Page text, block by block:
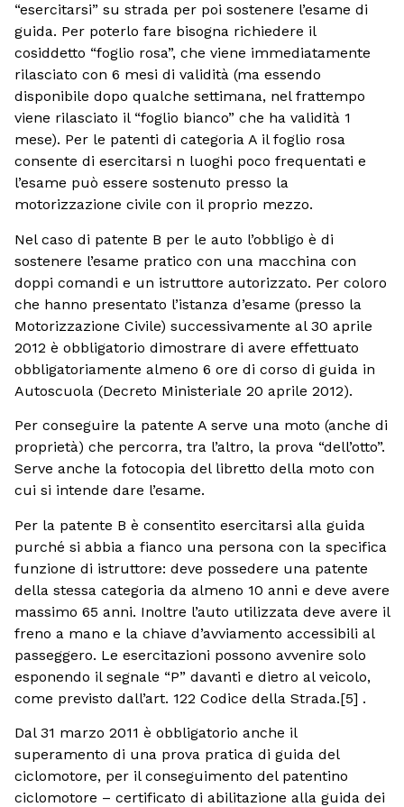
“esercitarsi” su strada per poi sostenere l’esame di
guida. Per poterlo fare bisogna richiedere il
cosiddetto “foglio rosa”, che viene immediatamente
rilasciato con 6 mesi di validità (ma essendo
disponibile dopo qualche settimana, nel frattempo
viene rilasciato il “foglio bianco” che ha validità 1
mese). Per le patenti di categoria A il foglio rosa
consente di esercitarsi n luoghi poco frequentati e
l’esame può essere sostenuto presso la
motorizzazione civile con il proprio mezzo.
Nel caso di patente B per le auto l’obbligo è di
sostenere l’esame pratico con una macchina con
doppi comandi e un istruttore autorizzato. Per coloro
che hanno presentato l’istanza d’esame (presso la
Motorizzazione Civile) successivamente al 30 aprile
2012 è obbligatorio dimostrare di avere effettuato
obbligatoriamente almeno 6 ore di corso di guida in
Autoscuola (Decreto Ministeriale 20 aprile 2012).
Per conseguire la patente A serve una moto (anche di
proprietà) che percorra, tra l’altro, la prova “dell’otto”.
Serve anche la fotocopia del libretto della moto con
cui si intende dare l’esame.
Per la patente B è consentito esercitarsi alla guida
purché si abbia a fianco una persona con la specifica
funzione di istruttore: deve possedere una patente
della stessa categoria da almeno 10 anni e deve avere
massimo 65 anni. Inoltre l’auto utilizzata deve avere il
freno a mano e la chiave d’avviamento accessibili al
passeggero. Le esercitazioni possono avvenire solo
esponendo il segnale “P” davanti e dietro al veicolo,
come previsto dall’art. 122 Codice della Strada.[5] .
Dal 31 marzo 2011 è obbligatorio anche il
superamento di una prova pratica di guida del
ciclomotore, per il conseguimento del patentino
ciclomotore – certificato di abilitazione alla guida dei